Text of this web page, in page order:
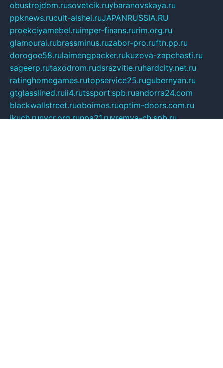
obustrojdom.rusovetcik.ruybaranovskaya.ru
ppknews.rucult-alshei.ruJAPANRUSSIA.RU
proekciyamebel.ruimper-finans.rurim.org.ru
glamourai.rubrassminus.ruzabor-pro.ruftn.pp.ru
dorogoe58.rulaimengpacker.rukuzova-zapchasti.ru
sageerp.rutaxodrom.rudsrazvitie.ruhardcity.net.ru
ratinghomegames.rutopservice25.rugubernyan.ru
gtglasslined.ruii4.rutssport.spb.ruandorra24.com
blackwallstreet.ruoboimos.ruoptim-doors.com.ru
ikuch.runycr.org.runpa21.ruvremya-ch.spb.ru